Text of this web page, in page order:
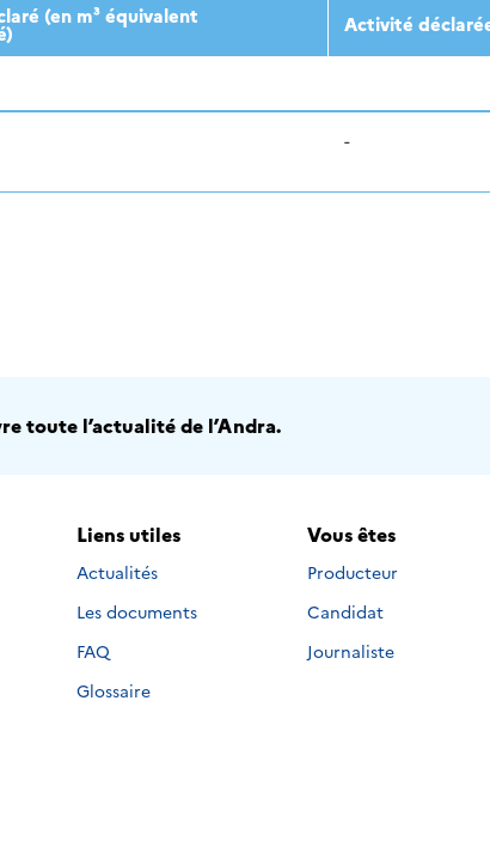
(en m³ équivalent Activité
-
toute l’actualité de l’Andra.
Liens utiles
Actualités
Les documents
FAQ
Glossaire
Vous êtes
Producteur
Candidat
Journaliste